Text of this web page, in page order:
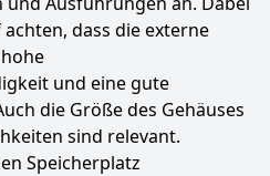
dass die externe
und eine gute
die Größe des Gehäuses
sind relevant.
Speicherplatz